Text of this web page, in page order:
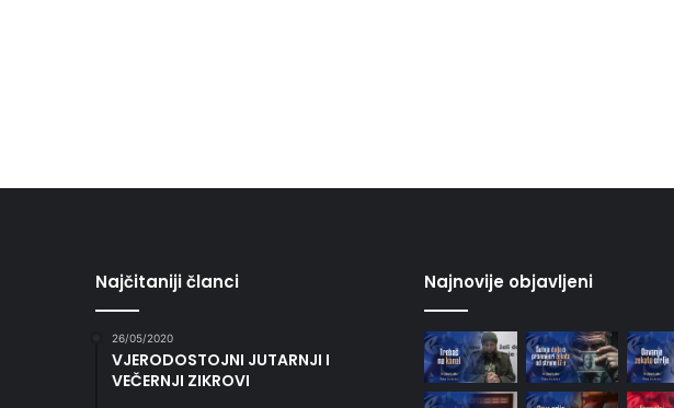
Najčitaniji članci
26/05/2020
VJERODOSTOJNI JUTARNJI I
VEČERNJI ZIKROVI
Najnovije objavljeni